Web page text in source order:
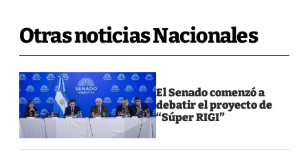
Otras noticias Nacionales
El Senado comenzó a
debatir el proyecto de
“Súper RIGI”